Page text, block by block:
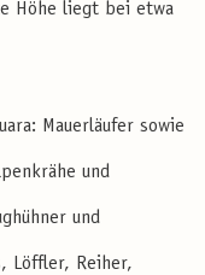
Höhe liegt bei etwa
Mauerläufer sowie
und
und
Löffler, Reiher,